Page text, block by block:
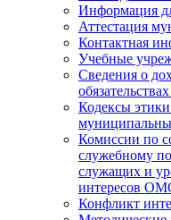
Информация
Аттестация
Контактная
Учебные
Сведения о
Кодексы
Комиссии по
служебному
служащих и
интересов
Конфликт